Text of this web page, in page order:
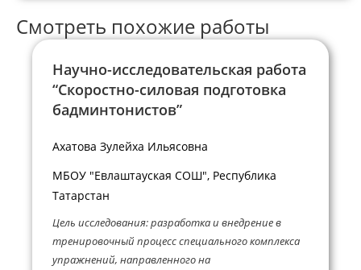
Смотреть похожие работы
Научно-исследовательская работа
“Скоростно-силовая подготовка
бадминтонистов”
Ахатова Зулейха Ильясовна
МБОУ "Евлаштауская СОШ", Республика
Татарстан
Цель исследования: разработка и внедрение в
тренировочный процесс специального комплекса
упражнений, направленного на